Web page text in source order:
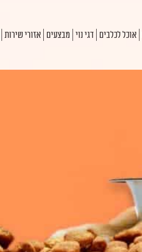
אוכל לכלבים דגי נוי מבצעים אזורי שירות